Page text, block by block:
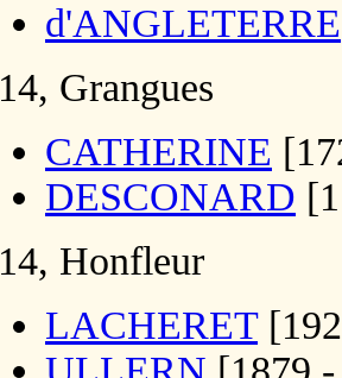
d'ANGLETERRE
14, Grangues
CATHERINE
DESCONARD
14, Honfleur
LACHERET